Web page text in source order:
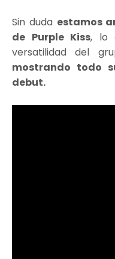
Sin duda estamos
de Purple Kiss, lo
versatilidad del
mostrando todo
debut.